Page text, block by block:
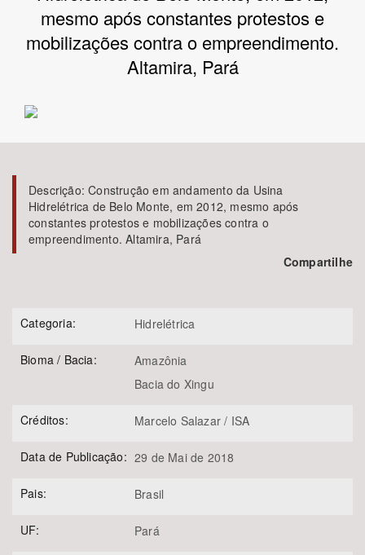
Bioma / Bacia
Subtema
Área Protegida
BUSCAR
mesmo após constantes protestos e
mobilizações contra o empreendimento.
Altamira, Pará
Descrição:Construção em andamento da Usina
Hidrelétrica de Belo Monte, em 2012, mesmo após
constantes protestos e mobilizações contra o
empreendimento. Altamira, Pará
Compartilhe
Categoria: Hidrelétrica
Bioma / Bacia:
Amazônia
Bacia do Xingu
Créditos: Marcelo Salazar / ISA
Data de Publicação: 29 de Mai de 2018
Pais: Brasil
UF: Pará